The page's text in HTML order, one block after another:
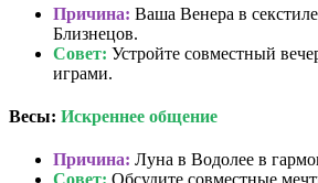
Причина: Ваша Венера в
Близнецов.
Совет: Устройте совместный
играми.
Весы: Искреннее общение
Причина: Луна в Водолее в